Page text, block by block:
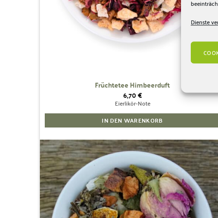
Dienste
Früchtetee Himbeerduft
6,70€
Eierlikör-Note
IN DEN WARENKORB
Zur
Wunschliste
hinzufügen